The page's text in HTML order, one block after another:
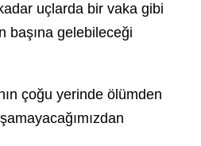
uçlarda bir vaka gibi
başına gelebileceği
çoğu yerinde ölümden